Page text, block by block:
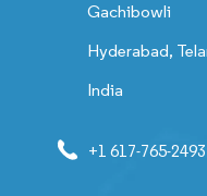
Gachibowli
Hyderabad,
India
+1 617-765-2493